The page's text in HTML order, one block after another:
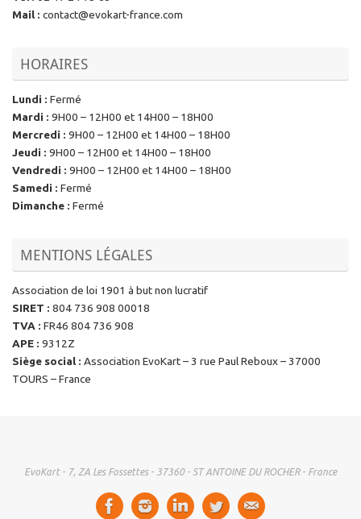
Mail : contact@evokart-france.com
HORAIRES
Lundi : Fermé
Mardi : 9H00 – 12H00 et 14H00 – 18H00
Mercredi : 9H00 – 12H00 et 14H00 – 18H00
Jeudi : 9H00 – 12H00 et 14H00 – 18H00
Vendredi : 9H00 – 12H00 et 14H00 – 18H00
Samedi : Fermé
Dimanche : Fermé
MENTIONS LÉGALES
Association de loi 1901 à but non lucratif
SIRET : 804 736 908 00018
TVA : FR46 804 736 908
APE : 9312Z
Siège social : Association EvoKart – 3 rue Paul Reboux – 37000
TOURS – France
EvoKart - 7, ZA Les Fossettes - 37360 - ST ANTOINE DU ROCHER - France